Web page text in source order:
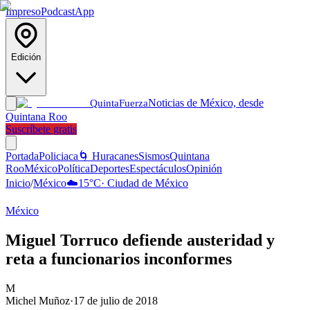
ImpresoPodcastApp
Edición
QuintaFuerzaNoticias de México, desde
Quintana Roo
Suscríbete gratis
PortadaPoliciaca 🌀 HuracanesSismosQuintana
RooMéxicoPolíticaDeportesEspectáculosOpinión
Inicio/México☁️15°C· Ciudad de México
México
Miguel Torruco defiende austeridad y
reta a funcionarios inconformes
M
Michel Muñoz·17 de julio de 2018